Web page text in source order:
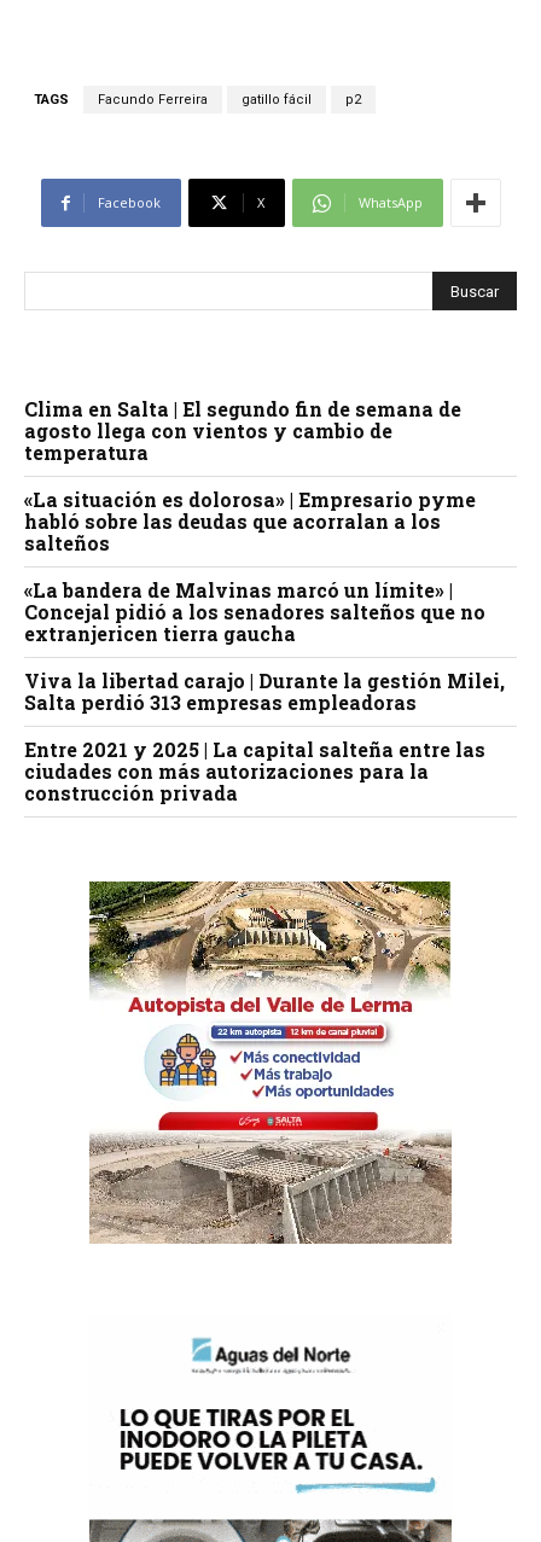
TAGS Facundo Ferreira gatillo fácil p2
Facebook X WhatsApp
Clima en Salta | El segundo fin de semana de
agosto llega con vientos y cambio de
temperatura
«La situación es dolorosa» | Empresario pyme
habló sobre las deudas que acorralan a los
salteños
«La bandera de Malvinas marcó un límite» |
Concejal pidió a los senadores salteños que no
extranjericen tierra gaucha
Viva la libertad carajo | Durante la gestión Milei,
Salta perdió 313 empresas empleadoras
Entre 2021 y 2025 | La capital salteña entre las
ciudades con más autorizaciones para la
construcción privada